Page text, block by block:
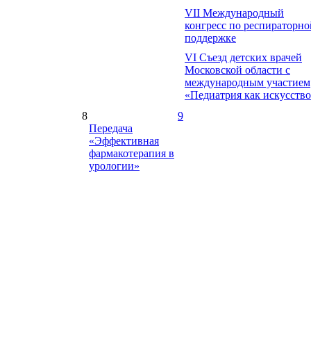
VII Международный
конгресс по
поддержке
VI Съезд детских врачей
Московской области с
международным участием
«Педиатрия как
8
9
Передача
«Эффективная
фармакотерапия в
урологии»